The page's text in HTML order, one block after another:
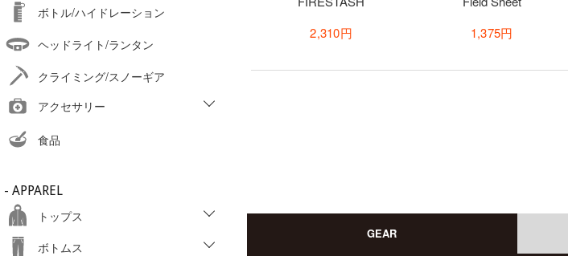
ボトル/ハイドレーション
ヘッドライト/ランタン
クライミング/スノーギア
アクセサリー
食品
- APPAREL
トップス
ボトムス
2,310円
1,375円
GEAR